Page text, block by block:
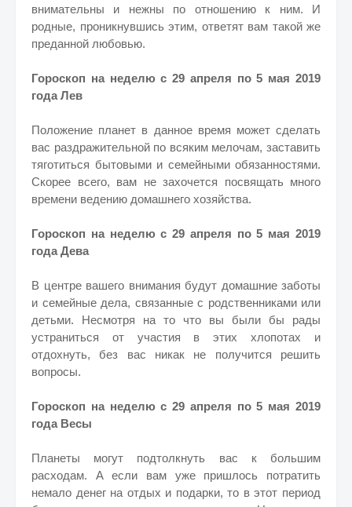
внимательны и нежны по отношению к ним. И
родные, проникнувшись этим, ответят вам такой же
преданной любовью.
Гороскоп на неделю с 29 апреля по 5 мая 2019
года Лев
Положение планет в данное время может сделать
вас раздражительной по всяким мелочам, заставить
тяготиться бытовыми и семейными обязанностями.
Скорее всего, вам не захочется посвящать много
времени ведению домашнего хозяйства.
Гороскоп на неделю с 29 апреля по 5 мая 2019
года Дева
В центре вашего внимания будут домашние заботы
и семейные дела, связанные с родственниками или
детьми. Несмотря на то что вы были бы рады
устраниться от участия в этих хлопотах и
отдохнуть, без вас никак не получится решить
вопросы.
Гороскоп на неделю с 29 апреля по 5 мая 2019
года Весы
Планеты могут подтолкнуть вас к большим
расходам. А если вам уже пришлось потратить
немало денег на отдых и подарки, то в этот период